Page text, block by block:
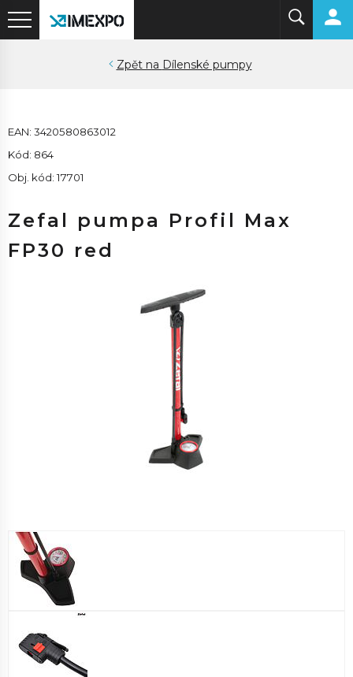
Dílenské pumpy
EAN: 3420580863012
Kód: 864
Obj. kód: 17701
Zefal pumpa Profil Max
FP30 red